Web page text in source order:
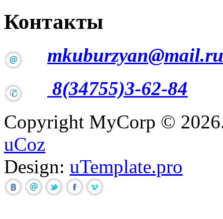
Контакты
mkuburzyan@mail.ru
8(34755)3-62-84
Copyright MyCorp © 2026
uCoz
Design: uTemplate.pro